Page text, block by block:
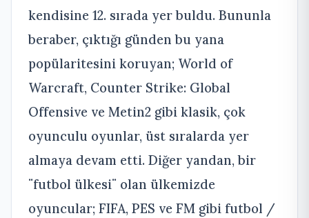
kendisine 12. sırada yer buldu. Bununla
beraber, çıktığı günden bu yana
popülaritesini koruyan; World of
Warcraft, Counter Strike: Global
Offensive ve Metin2 gibi klasik, çok
oyunculu oyunlar, üst sıralarda yer
almaya devam etti. Diğer yandan, bir
¨futbol ülkesi¨ olan ülkemizde
oyuncular; FIFA, PES ve FM gibi futbol /